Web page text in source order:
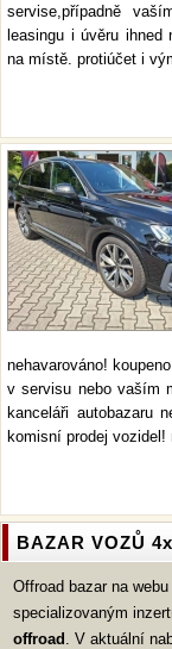
servise,případně
leasingu i úvěru
na místě. protiúčet i
nehavarováno!
v servisu nebo vaším
kanceláři autobazaru
komisní prodej
BAZAR VOZŮ
Offroad bazar na webu
specializovaným
offroad . V aktuální